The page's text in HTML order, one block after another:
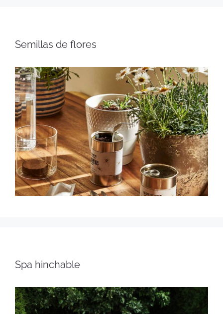
Semillas de flores
Spa hinchable